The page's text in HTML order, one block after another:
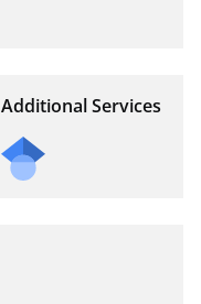
Additional Services